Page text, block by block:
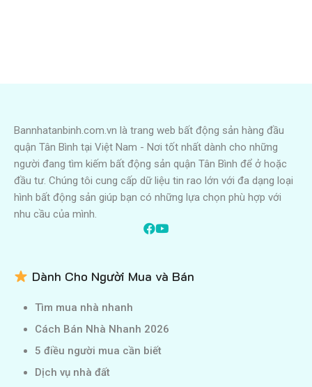
Bannhatanbinh.com.vn là trang web bất động sản hàng đầu
quận Tân Bình tại Việt Nam - Nơi tốt nhất dành cho những
người đang tìm kiếm bất động sản quận Tân Bình để ở hoặc
đầu tư. Chúng tôi cung cấp dữ liệu tin rao lớn với đa dạng loại
hình bất động sản giúp bạn có những lựa chọn phù hợp với
nhu cầu của mình.
Dành Cho Người Mua và Bán
Tìm mua nhà nhanh
Cách Bán Nhà Nhanh 2026
5 điều người mua cần biết
Dịch vụ nhà đất